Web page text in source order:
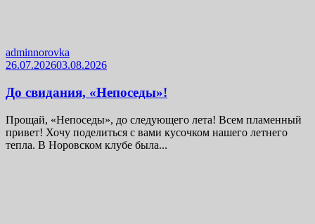
adminnorovka
26.07.202603.08.2026
До свидания, «Непоседы»!
Прощай, «Непоседы», до следующего лета! Всем пламенный
привет! Хочу поделиться с вами кусочком нашего летнего
тепла. В Норовском клубе была...